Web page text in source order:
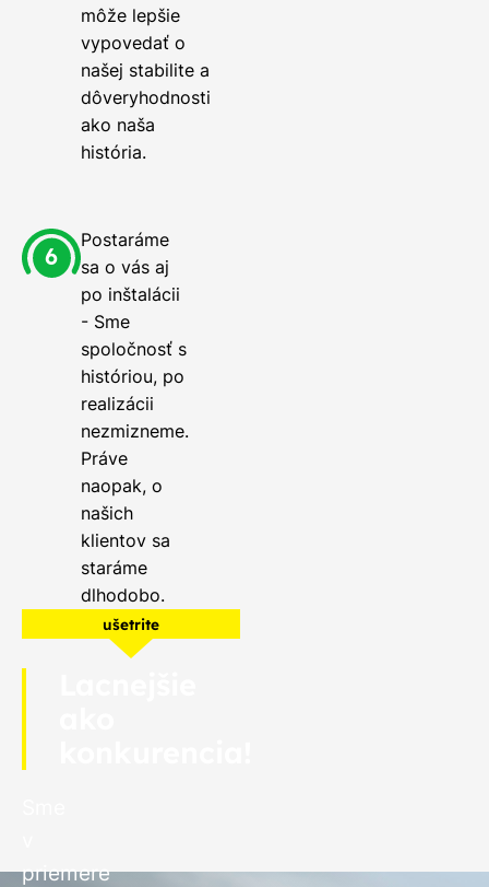
môže lepšie
vypovedať o
našej stabilite a
dôveryhodnosti
ako naša
história.
Postaráme
sa o vás aj
po inštalácii
- Sme
spoločnosť s
históriou, po
realizácii
nezmizneme.
Práve
naopak, o
našich
klientov sa
staráme
dlhodobo.
ušetrite
priemere